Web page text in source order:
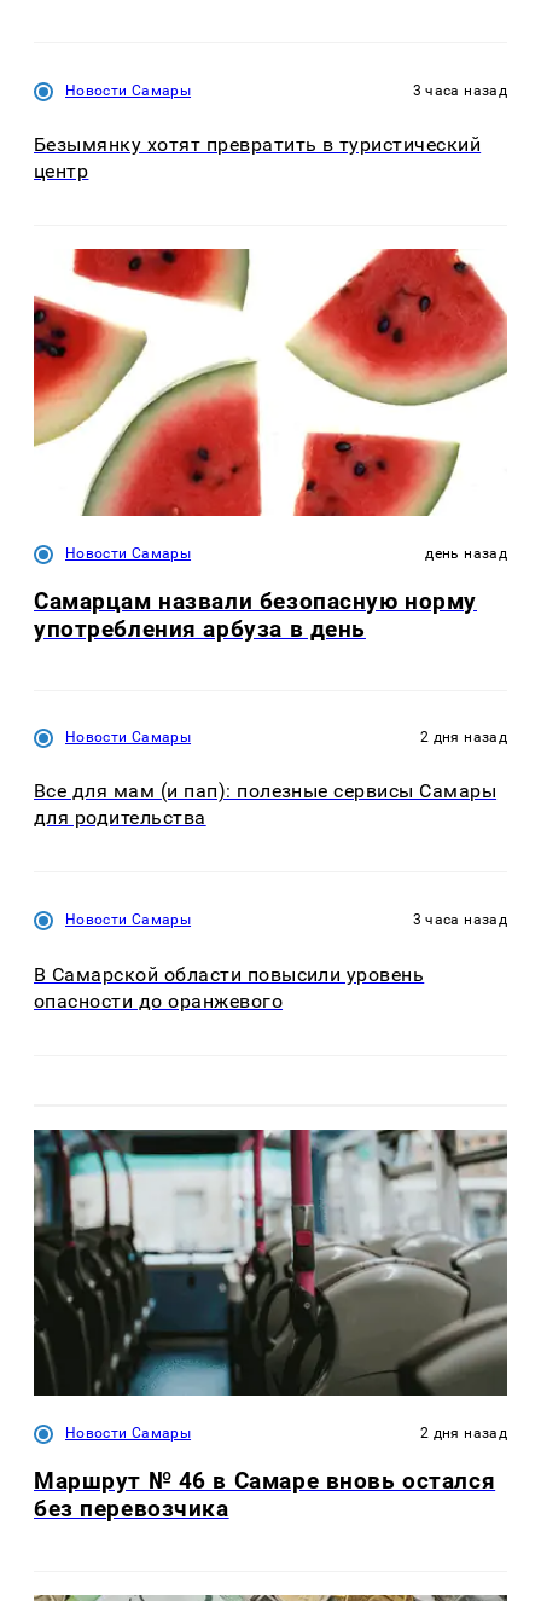
Новости Самары 3 часа назад
Безымянку хотят превратить в туристический
центр
Новости Самары день назад
Самарцам назвали безопасную норму
употребления арбуза в день
Новости Самары 2 дня назад
Все для мам (и пап): полезные сервисы Самары
для родительства
Новости Самары 3 часа назад
В Самарской области повысили уровень
опасности до оранжевого
Новости Самары 2 дня назад
Маршрут № 46 в Самаре вновь остался
без перевозчика